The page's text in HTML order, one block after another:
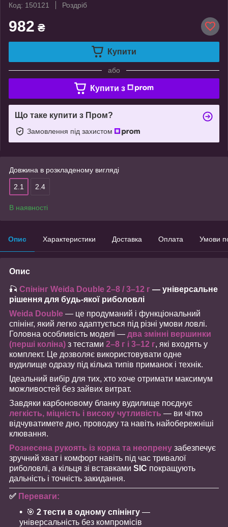
Код: 150121
Роздріб
982 ₴
Купити
або
Купити з
Що таке купити з Пром?
Замовлення під захистом
Довжина в розкладеному вигляді
2.1 2.4
В наявності
Опис Характеристики Доставка Оплата Умови
Опис
🎣 Спінінг Weida Double 2–8 / 3–12 г — універсальне
рішення для будь-якої риболовлі
Weida Double — це продуманий і функціональний
спінінг, який легко адаптується під різні умови ловлі.
Головна особливість моделі — два змінні вершинки
(перші коліна) з тестами 2–8 г і 3–12 г, які входять у
комплект. Це дозволяє використовувати одне
вудилище одразу під кілька типів приманок і технік.
Ідеальний вибір для тих, хто хоче отримати максимум
можливостей без зайвих витрат.
Завдяки карбоновому бланку вудилище поєднує
легкість, міцність і високу чутливість — ви чітко
відчуватимете дно, проводку та навіть найобережніші
клювання.
Рознесена рукоять із корка та неопрену забезпечує
зручний хват і комфорт навіть під час тривалої
риболовлі, а кільця зі вставками SIC покращують
дальність і точність закидання.
✅ Переваги:
🎯 2 тести в одному спінінгу —
універсальність без компромісів